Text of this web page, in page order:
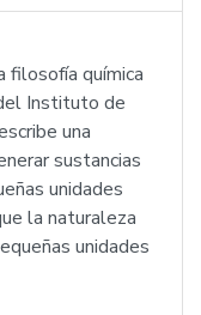
filosofía química
Instituto de
una
sustancias
unidades
la naturaleza
unidades